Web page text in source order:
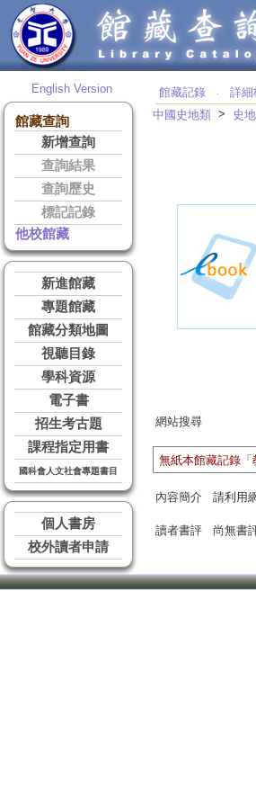
English Version
館藏查詢
新增查詢
查詢結果
查詢歷史
標記記錄
他校館藏
新進館藏
專題館藏
館藏分類地圖
視聽目錄
學科資源
電子書
招生考古題
課程指定用書
國科會人文社會專題書目
個人書房
校外讀者申請
館藏記錄 ‧ 詳細
中國史地類 > 史
網站搜尋
無紙本館藏記錄「
內容簡介 請利用
讀者書評 尚無書